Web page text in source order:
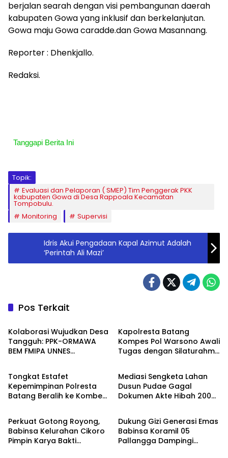
berjalan searah dengan visi pembangunan daerah
kabupaten Gowa yang inklusif dan berkelanjutan.
Gowa maju Gowa caradde.dan Gowa Masannang.
‎‎Reporter : Dhenkjallo.
Redaksi.
Tanggapi Berita Ini
Topik:
Evaluasi dan Pelaporan ( SMEP) Tim Penggerak PKK
kabupaten Gowa di Desa Rappoala Kecamatan
Tompobulu. ‎
Monitoring
Supervisi
Idris Akui Pengadaan Kapal Azimut Adalah
‘Perintah Ali Mazi’
Pos Terkait
Daerah
Kolaborasi Wujudkan Desa
Tangguh: PPK-ORMAWA
BEM FMIPA UNNES
Longsor
Kapolresta Batang
Kompes Pol Warsono Awali
Tugas dengan Silaturahmi
Berita
Tongkat Estafet
Kepemimpinan Polresta
Batang Beralih ke Kombes
Berita
Mediasi Sengketa Lahan
Dusun Pudae Gagal
Dokumen Akte Hibah 2003
Berita
Perkuat Gotong Royong,
Babinsa Kelurahan Cikoro
Pimpin Karya Bakti
Berita
Dukung Gizi Generasi Emas
Babinsa Koramil 05
Pallangga Dampingi